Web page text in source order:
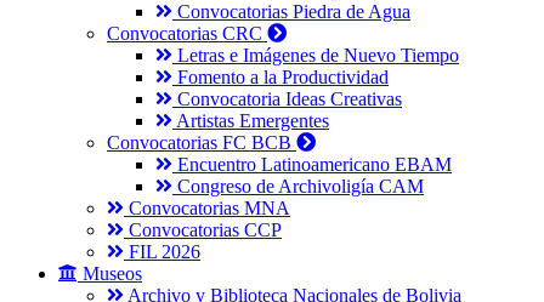
Convocatorias Piedra de Agua
Convocatorias CRC
Letras e Imágenes de Nuevo Tiempo
Fomento a la Productividad
Convocatoria Ideas Creativas
Artistas Emergentes
Convocatorias FC BCB
Encuentro Latinoamericano EBAM
Congreso de Archivoligía CAM
Convocatorias MNA
Convocatorias CCP
FIL 2026
Museos
Archivo y Biblioteca Nacionales de Bolivia